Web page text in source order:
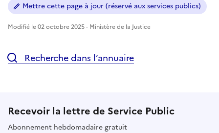
Mettre cette page à jour (réservé aux services publics)
Modifié le 02 octobre 2025 - Ministère de la Justice
Recherche dans l’annuaire
Recevoir la lettre de Service Public
Abonnement hebdomadaire gratuit